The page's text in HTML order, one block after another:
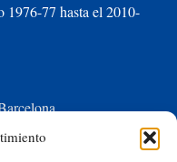
1976-77 hasta el 2010-